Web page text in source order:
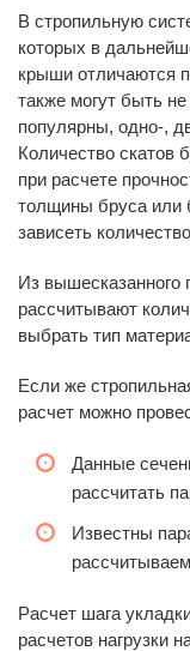
В стропильную
которых в
крыши отличаются
также могут быть
популярны, одно-,
Количество скатов
при расчете
толщины бруса или
зависеть
Из вышесказанного
рассчитывают
выбрать тип
Если же
расчет можно
Данные
рассчитать
Известны
Расчет шага
расчетов нагрузки